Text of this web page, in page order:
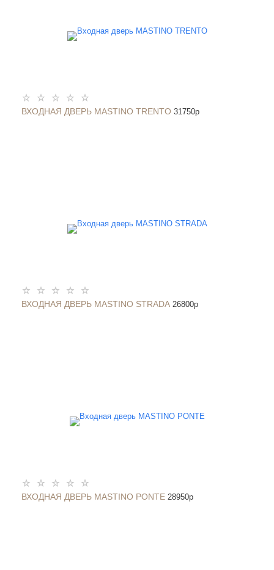
ВХОДНАЯ ДВЕРЬ MASTINO TRENTO 31750p
ВХОДНАЯ ДВЕРЬ MASTINO STRADA 26800p
ВХОДНАЯ ДВЕРЬ MASTINO PONTE 28950p